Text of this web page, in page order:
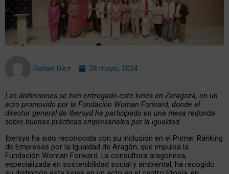
Rafael Díez 28 mayo, 2024
Las distinciones se han entregado este lunes en Zaragoza, en un
acto promovido por la Fundación Woman Forward, donde el
director general de Ibersyd ha participado en una mesa redonda
sobre buenas prácticas empresariales por la igualdad.
Ibersyd ha sido reconocida con su inclusión en el Primer Ránking
de Empresas por la Igualdad de Aragón, que impulsa la
Fundación Woman Forward. La consultora aragonesa,
especializada en sostenibilidad social y ambiental, ha recogido